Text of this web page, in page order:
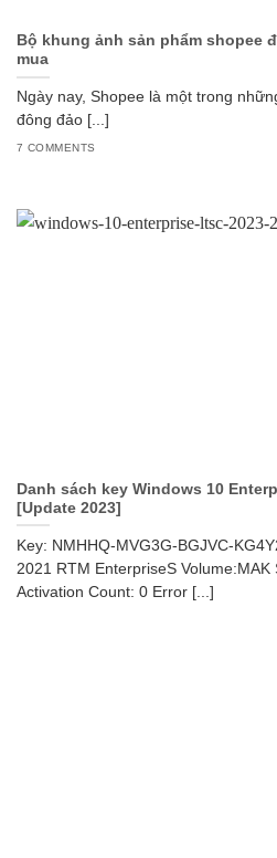
Bộ khung ảnh sản phẩm shopee
mua
Ngày nay, Shopee là một trong
đông đảo [...]
7 COMMENTS
Danh sách key Windows 10
[Update 2023]
Key: NMHHQ-MVG3G-BGJVC-
2021 RTM EnterpriseS Volume:MAK
Activation Count: 0 Error [...]